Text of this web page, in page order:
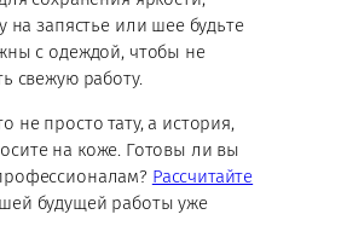
на запястье или шее будьте
с одеждой, чтобы не
свежую работу.
не просто тату, а история,
на коже. Готовы ли вы
Рассчитайте
будущей работы уже